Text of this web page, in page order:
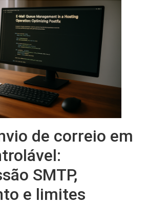
de correio em
SMTP,
e limites